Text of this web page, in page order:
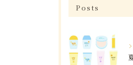
Posts